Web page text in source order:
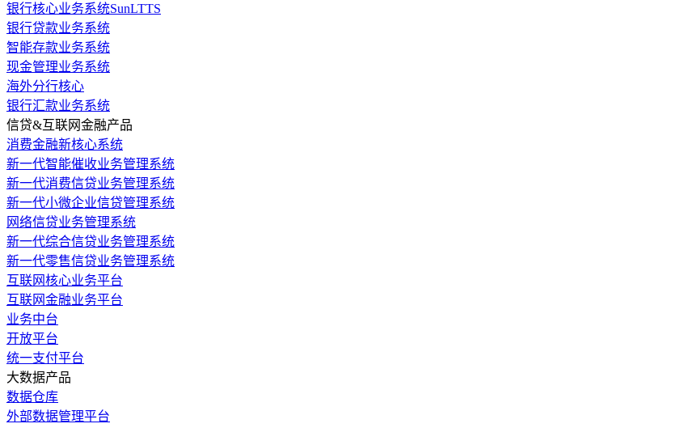
银行核心业务系统SunLTTS
银行贷款业务系统
智能存款业务系统
现金管理业务系统
海外分行核心
银行汇款业务系统
信贷&互联网金融产品
消费金融新核心系统
新一代智能催收业务管理系统
新一代消费信贷业务管理系统
新一代小微企业信贷管理系统
网络信贷业务管理系统
新一代综合信贷业务管理系统
新一代零售信贷业务管理系统
互联网核心业务平台
互联网金融业务平台
业务中台
开放平台
统一支付平台
大数据产品
数据仓库
外部数据管理平台